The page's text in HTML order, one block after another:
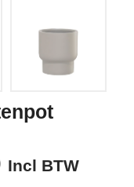
Incl BTW